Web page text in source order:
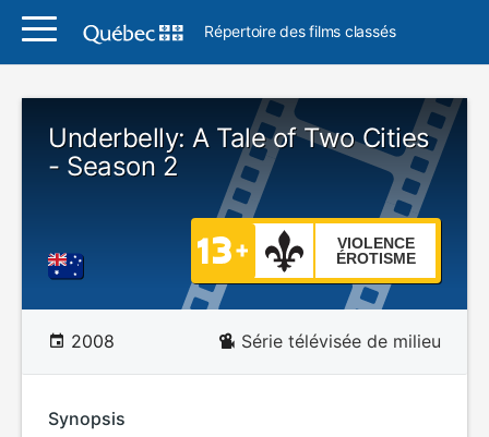
Répertoire des films classés
Underbelly: A Tale of Two Cities
- Season 2
VIOLENCE
ÉROTISME
2008 Série télévisée de milieu
Synopsis